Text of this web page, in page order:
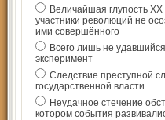
Величайшая глупость ХХ
участники революций не
ими совершённого
Всего лишь не
эксперимент
Следствие преступной
государственной власти
Неудачное стечение
котором события